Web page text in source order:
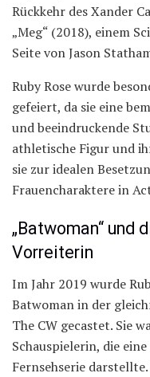
Rückkehr des Xander
„Meg“ (2018), einem
Seite von Jason
Ruby Rose wurde
gefeiert, da sie eine
und beeindruckende
athletische Figur und
sie zur idealen
Frauencharaktere in
„Batwoman“ und
Vorreiterin
Im Jahr 2019 wurde
Batwoman in der
The CW gecastet. Sie
Schauspielerin, die
Fernsehserie